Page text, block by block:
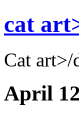
cat
Cat
April